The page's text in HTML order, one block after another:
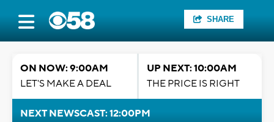
SHARE
ON NOW: 9:00AM
LET'S MAKE A DEAL
UP NEXT: 10:00AM
THE PRICE IS RIGHT
NEXT NEWSCAST: 12:00PM